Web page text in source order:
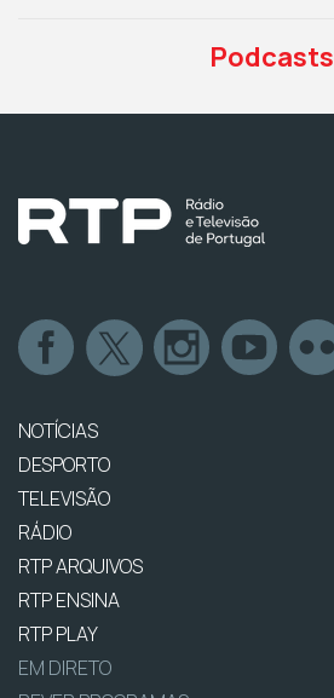
Podcasts
NOTÍCIAS
DESPORTO
TELEVISÃO
RÁDIO
RTP ARQUIVOS
RTP ENSINA
RTP PLAY
EM DIRETO